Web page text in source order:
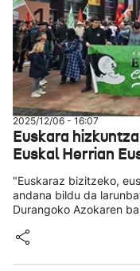
2025/12/06 - 16:07
Euskara
Euskal Herrian
"Euskaraz bizitzeko,
andana bildu da
Durangoko Azokaren